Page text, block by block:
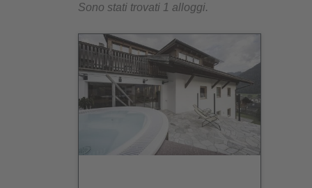
Sono stati trovati 1 alloggi.